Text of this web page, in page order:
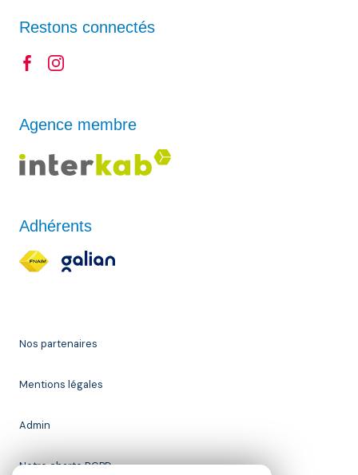
Restons connectés
Agence membre
Adhérents
Nos partenaires
Mentions légales
Admin
Notre charte RGPD